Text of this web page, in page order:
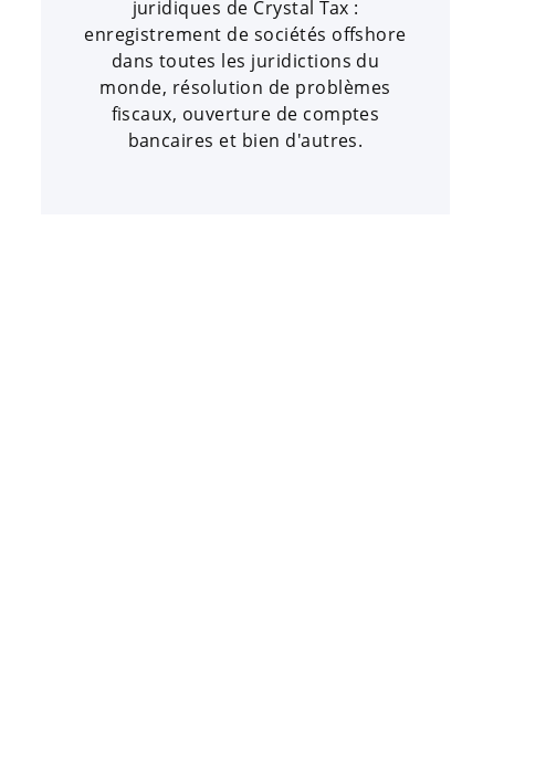
juridiques de Crystal Tax :
enregistrement de sociétés offshore
dans toutes les juridictions du
monde, résolution de problèmes
fiscaux, ouverture de comptes
bancaires et bien d'autres.